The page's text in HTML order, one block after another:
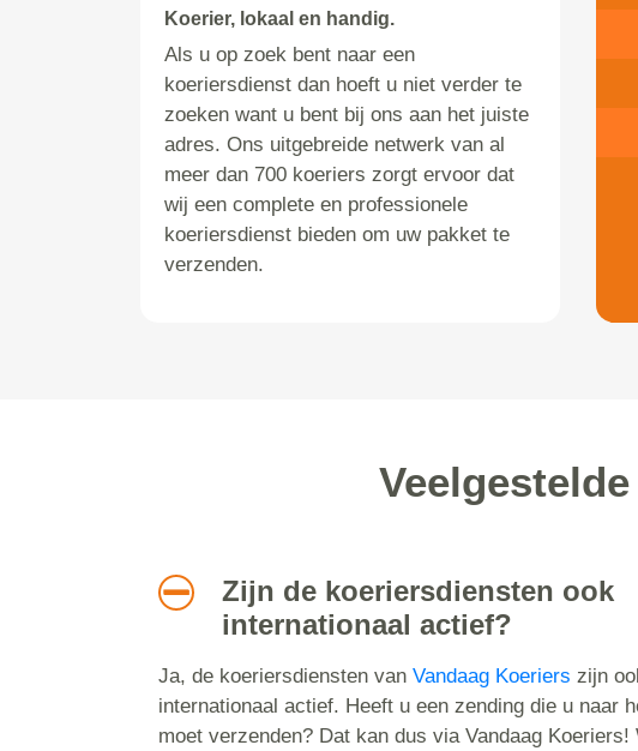
Koerier, lokaal en handig.
Als u op zoek bent naar een
koeriersdienst dan hoeft u niet verder te
zoeken want u bent bij ons aan het juiste
adres. Ons uitgebreide netwerk van al
meer dan 700 koeriers zorgt ervoor dat
wij een complete en professionele
koeriersdienst bieden om uw pakket te
verzenden.
Zijn de koeriersdiensten ook
internationaal actief?
Ja, de koeriersdiensten van Vandaag Koeriers zijn
internationaal actief. Heeft u een zending die u naar
moet verzenden? Dat kan dus via Vandaag Koeriers!